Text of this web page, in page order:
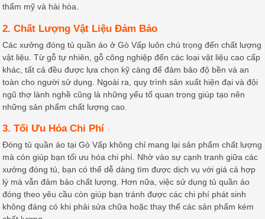
thẩm mỹ và hài hòa.
2. Chất Lượng Vật Liệu Đảm Bảo
Các xưởng đóng tủ quần áo ở Gò Vấp luôn chú trọng đến chất lượng
vật liệu. Từ gỗ tự nhiên, gỗ công nghiệp đến các loại vật liệu cao cấp
khác, tất cả đều được lựa chọn kỹ càng để đảm bảo độ bền và an
toàn cho người sử dụng. Ngoài ra, quy trình sản xuất hiện đại và đội
ngũ thợ lành nghề cũng là những yếu tố quan trọng giúp tạo nên
những sản phẩm chất lượng cao.
3. Tối Ưu Hóa Chi Phí
Đóng tủ quần áo tại Gò Vấp không chỉ mang lại sản phẩm chất lượng
mà còn giúp bạn tối ưu hóa chi phí. Nhờ vào sự cạnh tranh giữa các
xưởng đóng tủ, bạn có thể dễ dàng tìm được dịch vụ với giá cả hợp
lý mà vẫn đảm bảo chất lượng. Hơn nữa, việc sử dụng tủ quần áo
đóng theo yêu cầu còn giúp bạn tránh được các chi phí phát sinh
không đáng có khi phải sửa chữa hoặc thay thế các sản phẩm kém